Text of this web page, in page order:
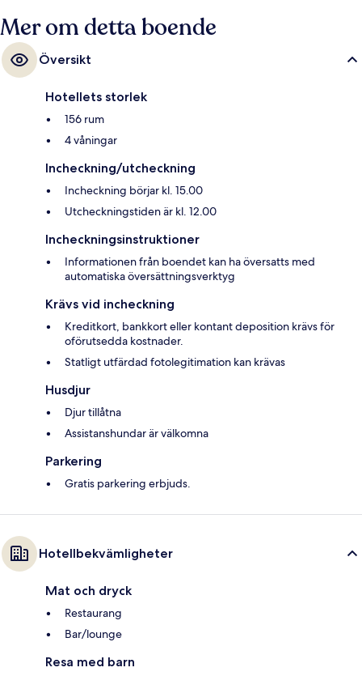
Mer om detta boende
Översikt
Hotellets storlek
156 rum
4 våningar
Incheckning/utcheckning
Incheckning börjar kl. 15.00
Utcheckningstiden är kl. 12.00
Incheckningsinstruktioner
Informationen från boendet kan ha översatts med
automatiska översättningsverktyg
Krävs vid incheckning
Kreditkort, bankkort eller kontant deposition krävs för
oförutsedda kostnader.
Statligt utfärdad fotolegitimation kan krävas
Husdjur
Djur tillåtna
Assistanshundar är välkomna
Parkering
Gratis parkering erbjuds.
Hotellbekvämligheter
Mat och dryck
Restaurang
Bar/lounge
Resa med barn